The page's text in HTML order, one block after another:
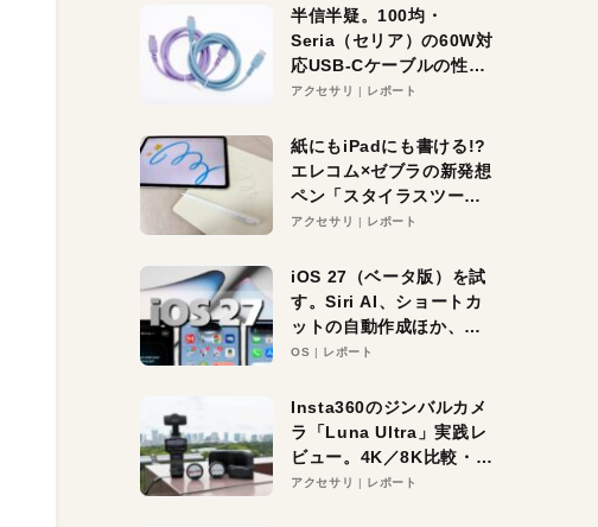
半信半疑。100均・
Seria（セリア）の60W対
応USB-Cケーブルの性能
を検証。超コスパの1本を
アクセサリ レポート
紙にもiPadにも書ける!?
エレコム×ゼブラの新発想
ペン「スタイラスツーウ
ェイ」レビュー。持ち替
アクセサリ レポート
iOS 27（ベータ版）を試
す。Siri AI、ショートカ
ットの自動作成ほか、期
待大の便利機能5選。
る未来はすぐそこ！
OS レポート
Insta360のジンバルカメ
ラ「Luna Ultra」実践レ
ビュー。4K／8K比較・ズ
ーム・夜間撮影をチェッ
アクセサリ レポート